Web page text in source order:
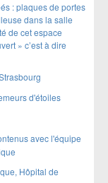
: plaques de portes
dans la salle
de cet espace
» c’est à dire
d'étoiles
avec l'équipe
Hôpital de